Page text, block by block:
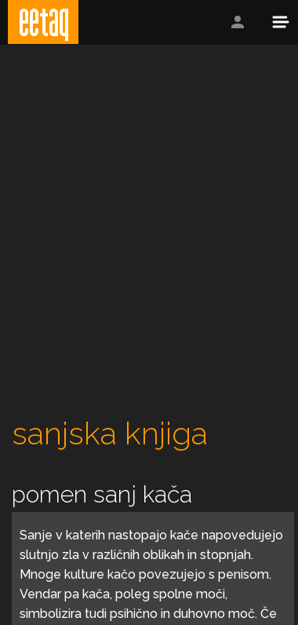
sanjska knjiga
pomen sanj kača
Sanje v katerih nastopajo kače napovedujejo
slutnjo zla v različnih oblikah in stopnjah.
Mnoge kulture kačo povezujejo s penisom.
Vendar pa kača, poleg spolne moči,
simbolizira tudi psihično in duhovno moč. Če